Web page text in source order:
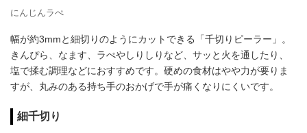
にんじんラぺ
幅が約3mmと細切りのようにカットできる「千切りピーラー」。
きんぴら、なます、ラぺやしりしりなど、サッと火を通したり、
塩で揉む調理などにおすすめです。硬めの食材はやや力が要りま
すが、丸みのある持ち手のおかげで手が痛くなりにくいです。
細千切り